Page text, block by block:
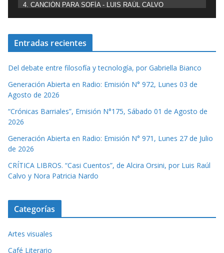
4. CANCIÓN PARA SOFÍA - LUIS RAÚL CALVO
Entradas recientes
Del debate entre filosofía y tecnología, por Gabriella Bianco
Generación Abierta en Radio: Emisión N° 972, Lunes 03 de
Agosto de 2026
“Crónicas Barriales”, Emisión N°175, Sábado 01 de Agosto de
2026
Generación Abierta en Radio: Emisión N° 971, Lunes 27 de Julio
de 2026
CRÍTICA LIBROS. “Casi Cuentos”, de Alcira Orsini, por Luis Raúl
Calvo y Nora Patricia Nardo
Categorías
Artes visuales
Café Literario